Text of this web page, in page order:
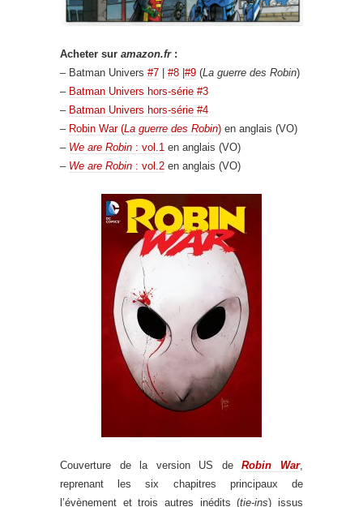
Acheter sur amazon.fr:
– Batman Univers #7 | #8 |#9 (La guerre des Robin)
– Batman Univers hors-série #3
– Batman Univers hors-série #4
– Robin War (La guerre des Robin) en anglais (VO)
– We are Robin : vol.1 en anglais (VO)
– We are Robin : vol.2 en anglais (VO)
Couverture de la version US deRobin War,
reprenant les six chapitres principaux de
l’évènement et trois autres inédits (tie-ins) issus